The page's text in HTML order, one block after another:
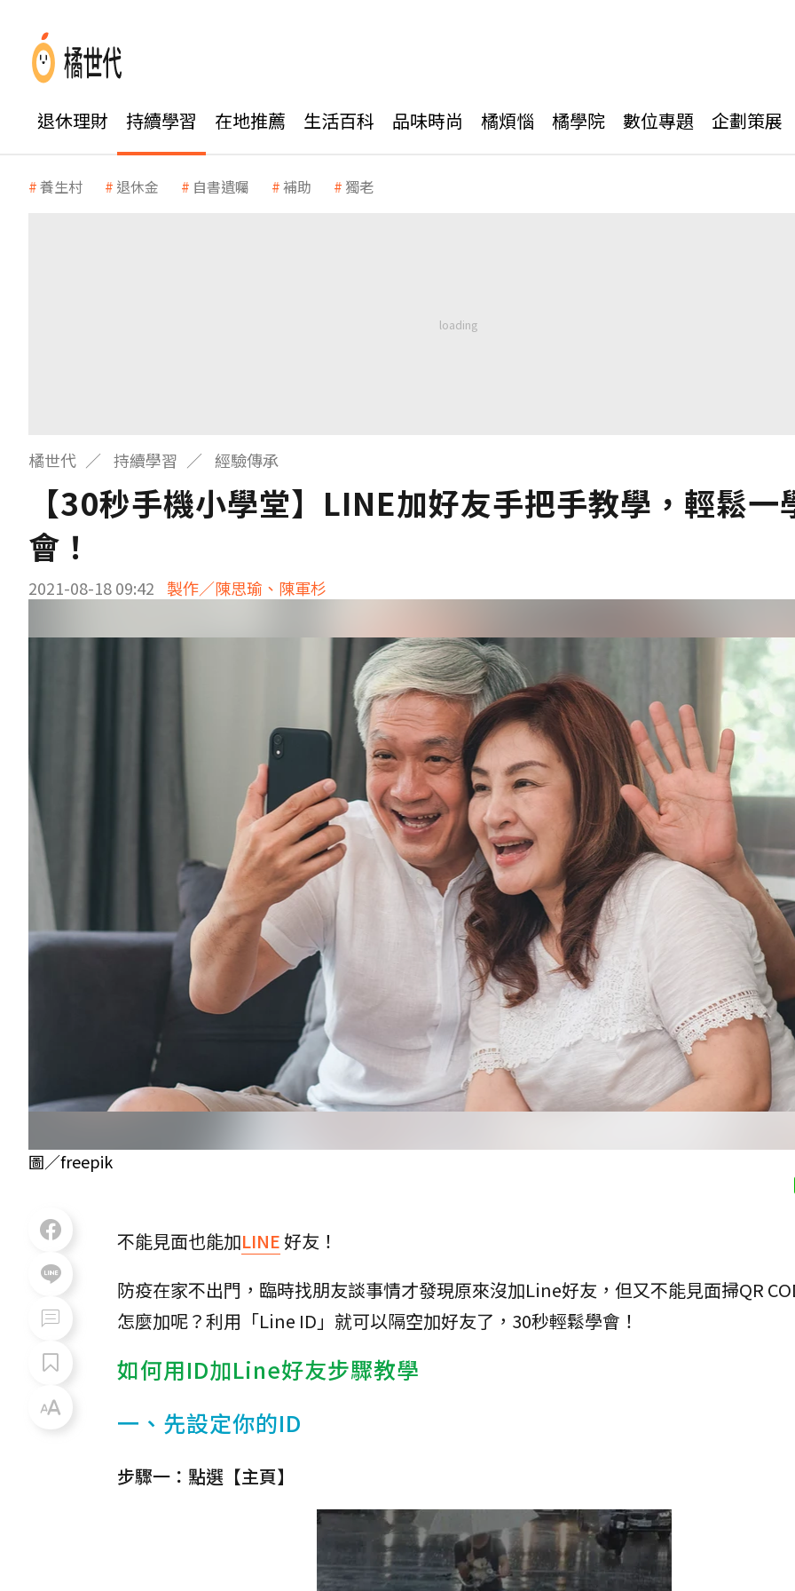
退休理財 持續學習 在地推薦 生活百科 品味時尚 橘煩惱 橘學院 數位專題 企劃策展
養生村 退休金 自書遺囑 補助 獨老
橘世代 持續學習 經驗傳承
【30秒手機小學堂】LINE加好友手把手教學，輕鬆一
會！
2021-08-18 09:42 製作／陳思瑜、陳軍杉
圖／freepik
不能見面也能加LINE好友！
防疫在家不出門，臨時找朋友談事情才發現原來沒加Line好友，但又不能見面掃QR
怎麼加呢？利用「Line ID」就可以隔空加好友了，30秒輕鬆學會！
如何用ID加Line好友步驟教學
一、先設定你的ID
步驟一：點選【主頁】